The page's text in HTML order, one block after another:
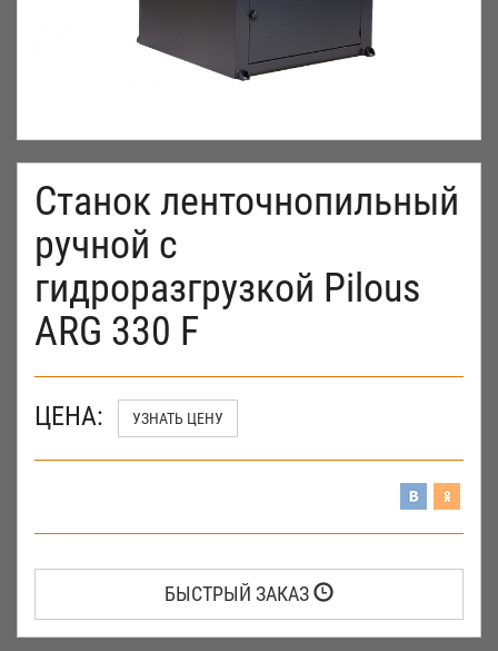
Станок ленточнопильный
ручной с
гидроразгрузкой Pilous
ARG 330 F
ЦЕНА: УЗНАТЬ ЦЕНУ
БЫСТРЫЙ ЗАКАЗ